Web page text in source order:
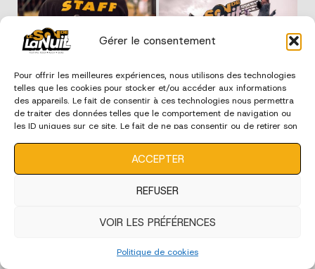
Gérer le consentement
Pour offrir les meilleures expériences, nous utilisons des technologies
telles que les cookies pour stocker et/ou accéder aux informations
des appareils. Le fait de consentir à ces technologies nous permettra
de traiter des données telles que le comportement de navigation ou
les ID uniques sur ce site. Le fait de ne pas consentir ou de retirer son
ACCEPTER
REFUSER
VOIR LES PRÉFÉRENCES
Politique de cookies